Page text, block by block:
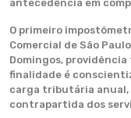
antecedência em
O primeiro
Comercial de São
Domingos, providência
finalidade é
carga tributária anual,
contrapartida dos